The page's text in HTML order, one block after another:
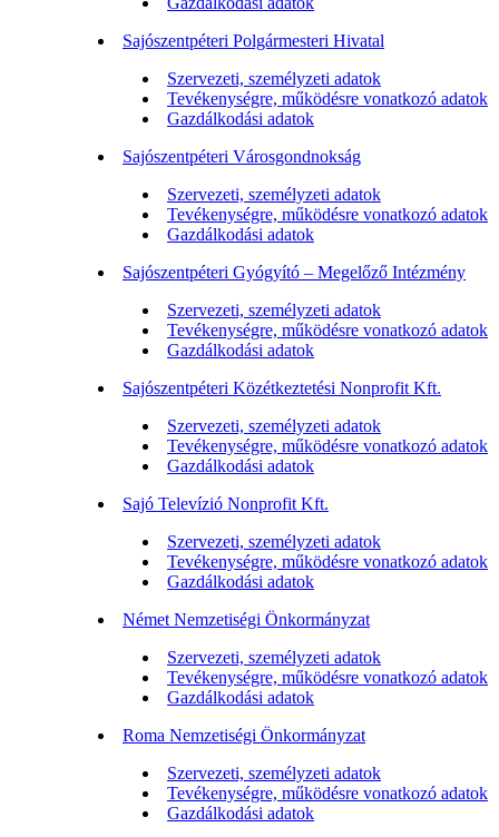
Sajószentpéteri Polgármesteri Hivatal
Szervezeti, személyzeti adatok
Tevékenységre, működésre vonatkozó adatok
Gazdálkodási adatok
Sajószentpéteri Városgondnokság
Szervezeti, személyzeti adatok
Tevékenységre, működésre vonatkozó adatok
Gazdálkodási adatok
Sajószentpéteri Gyógyító – Megelőző Intézmény
Szervezeti, személyzeti adatok
Tevékenységre, működésre vonatkozó adatok
Gazdálkodási adatok
Sajószentpéteri Közétkeztetési Nonprofit Kft.
Szervezeti, személyzeti adatok
Tevékenységre, működésre vonatkozó adatok
Gazdálkodási adatok
Sajó Televízió Nonprofit Kft.
Szervezeti, személyzeti adatok
Tevékenységre, működésre vonatkozó adatok
Gazdálkodási adatok
Német Nemzetiségi Önkormányzat
Szervezeti, személyzeti adatok
Tevékenységre, működésre vonatkozó adatok
Gazdálkodási adatok
Roma Nemzetiségi Önkormányzat
Szervezeti, személyzeti adatok
Tevékenységre, működésre vonatkozó adatok
Gazdálkodási adatok